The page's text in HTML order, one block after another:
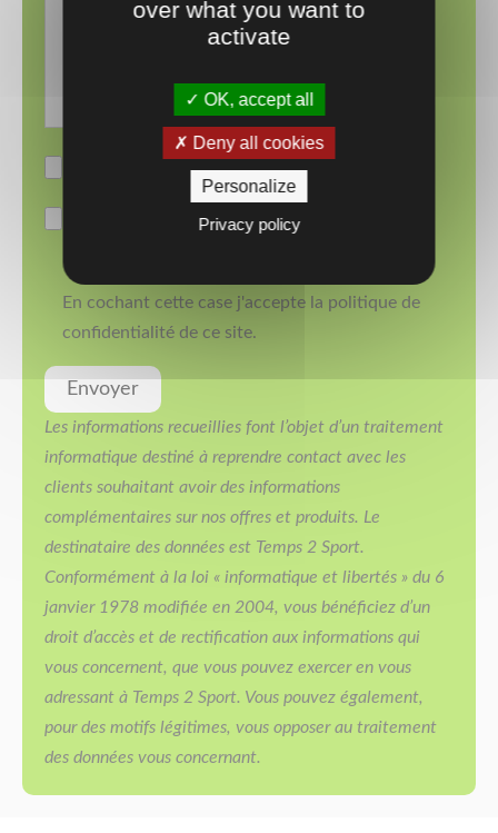
En cochant cette case j'accepte la politique de
confidentialité de ce site.
Les informations recueillies font l’objet d’un traitement
informatique destiné à reprendre contact avec les
clients souhaitant avoir des informations
complémentaires sur nos offres et produits. Le
destinataire des données est Temps 2 Sport.
Conformément à la loi « informatique et libertés » du 6
janvier 1978 modifiée en 2004, vous bénéficiez d’un
droit d’accès et de rectification aux informations qui
vous concernent, que vous pouvez exercer en vous
adressant à Temps 2 Sport. Vous pouvez également,
pour des motifs légitimes, vous opposer au traitement
des données vous concernant.
over what you want to
activate
OK, accept all
Deny all cookies
Personalize
Privacy policy